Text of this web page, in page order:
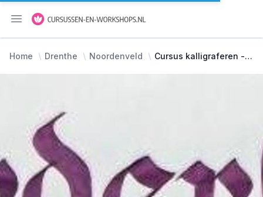
Menu openen
Home Drenthe Noordenveld Cursus kalligraferen - divers